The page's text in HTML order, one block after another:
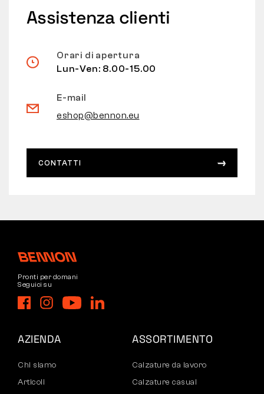
Assistenza clienti
Orari di apertura
Lun-Ven: 8.00-15.00
E-mail
eshop@bennon.eu
CONTATTI
Pronti per domani
Seguici su
AZIENDA
Chi siamo
Articoli
ASSORTIMENTO
Calzature da lavoro
Calzature casual